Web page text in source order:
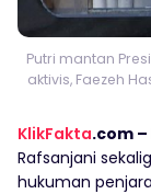
Putri mantan
aktivis, Faezeh
KlikFakta.com –
Rafsanjani
hukuman